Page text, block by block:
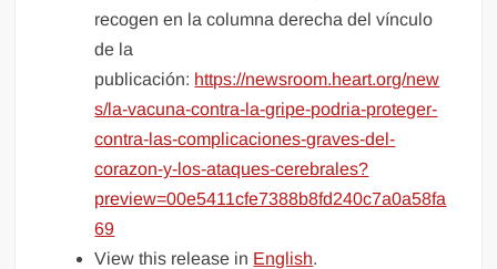
recogen en la columna derecha del vínculo
de la
publicación: https://newsroom.heart.org/new
s/la-vacuna-contra-la-gripe-podria-proteger-
contra-las-complicaciones-graves-del-
corazon-y-los-ataques-cerebrales?
preview=00e5411cfe7388b8fd240c7a0a58fa
69
View this release in English.